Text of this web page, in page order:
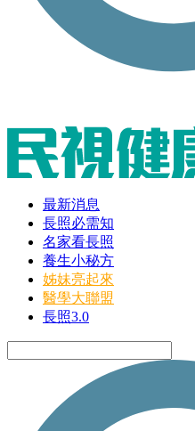
最新消息
長照必需知
名家看長照
養生小秘方
姊妹亮起來
醫學大聯盟
長照3.0